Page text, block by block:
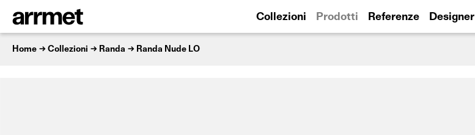
Collezioni Prodotti Referenze Designer
Home Collezioni Randa Randa Nude LO